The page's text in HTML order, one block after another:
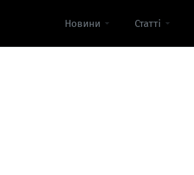
Новини Статті